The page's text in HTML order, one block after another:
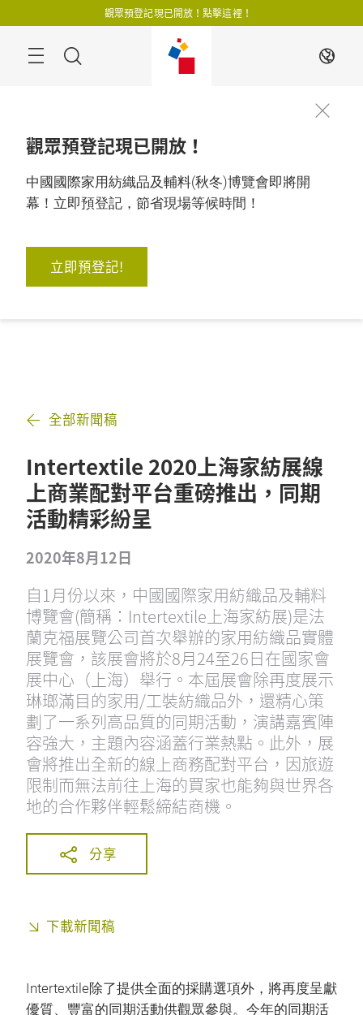
過
觀眾預登記現已開放！點擊這裡！
ZH
觀眾預登記現已開放！
中國國際家用紡織品及輔料(秋冬)博覽會即將開
幕！立即預登記，節省現場等候時間！
立即預登記!
全部新聞稿
Intertextile 2020上海家紡展線
上商業配對平台重磅推出，同期
活動精彩紛呈
2020年8月12日
自1月份以來，中國國際家用紡織品及輔料
博覽會(簡稱：Intertextile上海家紡展)是法
蘭克福展覽公司首次舉辦的家用紡織品實體
展覽會，該展會將於8月24至26日在國家會
展中心（上海）舉行。本屆展會除再度展示
琳瑯滿目的家用/工裝紡織品外，還精心策
劃了一系列高品質的同期活動，演講嘉賓陣
容強大，主題內容涵蓋行業熱點。此外，展
會將推出全新的線上商務配對平台，因旅遊
限制而無法前往上海的買家也能夠與世界各
地的合作夥伴輕鬆締結商機。
分享
下載新聞稿
Intertextile除了提供全面的採購選項外，將再度呈獻
優質、豐富的同期活動供觀眾參與。今年的同期活